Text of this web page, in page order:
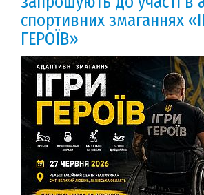
спортивних змаганнях
ГЕРОЇВ»